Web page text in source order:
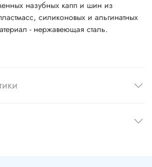
назубных капп и шин из
силиконовых и альгинатных
- нержавеющая сталь.